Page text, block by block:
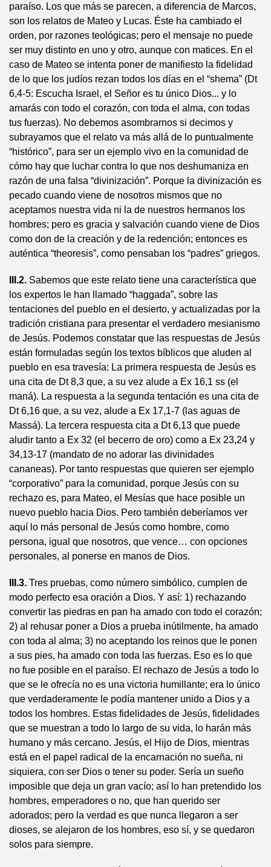
paraíso. Los que más se parecen, a diferencia de Marcos,
son los relatos de Mateo y Lucas. Éste ha cambiado el
orden, por razones teológicas; pero el mensaje no puede
ser muy distinto en uno y otro, aunque con matices. En el
caso de Mateo se intenta poner de manifiesto la fidelidad
de lo que los judíos rezan todos los días en el “shema” (Dt
6,4-5: Escucha Israel, el Señor es tu único Dios... y lo
amarás con todo el corazón, con toda el alma, con todas
tus fuerzas). No debemos asombrarnos si decimos y
subrayamos que el relato va más allá de lo puntualmente
“histórico”, para ser un ejemplo vivo en la comunidad de
cómo hay que luchar contra lo que nos deshumaniza en
razón de una falsa “divinización”. Porque la divinización es
pecado cuando viene de nosotros mismos que no
aceptamos nuestra vida ni la de nuestros hermanos los
hombres; pero es gracia y salvación cuando viene de Dios
como don de la creación y de la redención; entonces es
auténtica “theoresis”, como pensaban los “padres” griegos.
III.2. Sabemos que este relato tiene una característica que
los expertos le han llamado “haggada”, sobre las
tentaciones del pueblo en el desierto, y actualizadas por la
tradición cristiana para presentar el verdadero mesianismo
de Jesús. Podemos constatar que las respuestas de Jesús
están formuladas según los textos bíblicos que aluden al
pueblo en esa travesía: La primera respuesta de Jesús es
una cita de Dt 8,3 que, a su vez alude a Ex 16,1 ss (el
maná). La respuesta a la segunda tentación es una cita de
Dt 6,16 que, a su vez, alude a Ex 17,1-7 (las aguas de
Massá). La tercera respuesta cita a Dt 6,13 que puede
aludir tanto a Ex 32 (el becerro de oro) como a Ex 23,24 y
34,13-17 (mandato de no adorar las divinidades
cananeas). Por tanto respuestas que quieren ser ejemplo
“corporativo” para la comunidad, porque Jesús con su
rechazo es, para Mateo, el Mesías que hace posible un
nuevo pueblo hacia Dios. Pero también deberíamos ver
aquí lo más personal de Jesús como hombre, como
persona, igual que nosotros, que vence… con opciones
personales, al ponerse en manos de Dios.
III.3. Tres pruebas, como número simbólico, cumplen de
modo perfecto esa oración a Dios. Y así: 1) rechazando
convertir las piedras en pan ha amado con todo el corazón;
2) al rehusar poner a Dios a prueba inútilmente, ha amado
con toda al alma; 3) no aceptando los reinos que le ponen
a sus pies, ha amado con toda las fuerzas. Eso es lo que
no fue posible en el paraíso. El rechazo de Jesús a todo lo
que se le ofrecía no es una victoria humillante; era lo único
que verdaderamente le podía mantener unido a Dios y a
todos los hombres. Estas fidelidades de Jesús, fidelidades
que se muestran a todo lo largo de su vida, lo harán más
humano y más cercano. Jesús, el Hijo de Dios, mientras
está en el papel radical de la encarnación no sueña, ni
siquiera, con ser Dios o tener su poder. Sería un sueño
imposible que deja un gran vacío; así lo han pretendido los
hombres, emperadores o no, que han querido ser
adorados; pero la verdad es que nunca llegaron a ser
dioses, se alejaron de los hombres, eso sí, y se quedaron
solos para siempre.